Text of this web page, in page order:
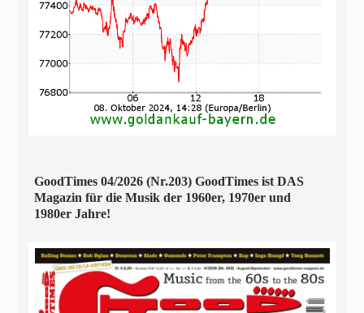
GoodTimes 04/2026 (Nr.203) GoodTimes ist DAS
Magazin für die Musik der 1960er, 1970er und
1980er Jahre!